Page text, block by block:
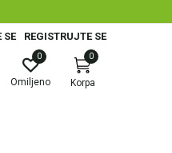
SE REGISTRUJTE SE
Korpa
0
Omiljeno
0